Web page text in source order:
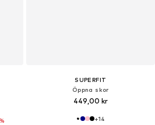
SUPERFIT
Öppna skor
449,00 kr
+14